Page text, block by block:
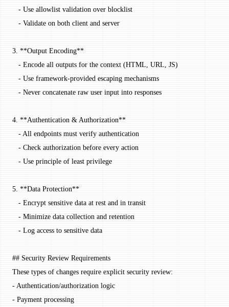
   -
Use allowlist validation over blocklist
   -
Validate on both client and server
3. **Output Encoding**
   -
Encode all outputs for the context (HTML, URL, JS)
   -
Use framework-provided escaping mechanisms
   -
Never concatenate raw user input into responses
4. **Authentication & Authorization**
   -
All endpoints must verify authentication
   -
Check authorization before every action
   -
Use principle of least privilege
5. **Data Protection**
   -
Encrypt sensitive data at rest and in transit
   -
Minimize data collection and retention
   -
Log access to sensitive data
## Security Review Requirements
These types of changes require explicit security review:
- Authentication/authorization logic
- Payment processing